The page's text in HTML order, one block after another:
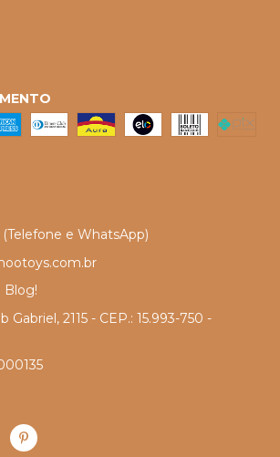
(Telefone e WhatsApp)
Blog!
Gabriel, 2115 - CEP.: 15.993-750 -